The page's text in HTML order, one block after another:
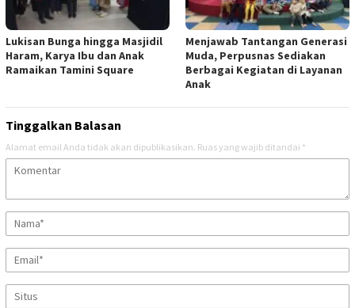
Lukisan Bunga hingga Masjidil
Haram, Karya Ibu dan Anak
Ramaikan Tamini Square
Menjawab Tantangan Generasi
Muda, Perpusnas Sediakan
Berbagai Kegiatan di Layanan
Anak
Tinggalkan Balasan
Alamat email Anda tidak akan dipublikasikan. Ruas yang wajib ditandai *